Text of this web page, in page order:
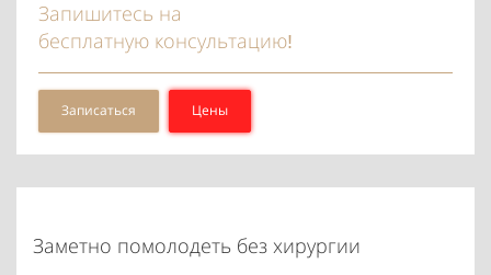
Запишитесь на
бесплатную консультацию!
Записаться Цены
Заметно помолодеть без хирургии